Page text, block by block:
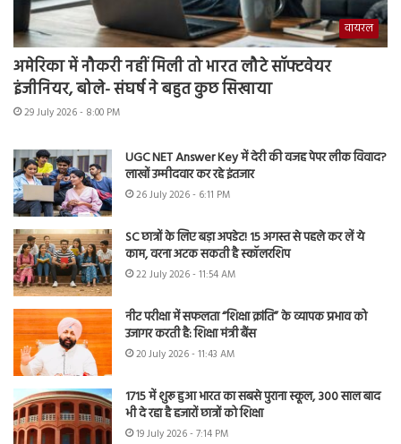
वायरल
अमेरिका में नौकरी नहीं मिली तो भारत लौटे सॉफ्टवेयर
इंजीनियर, बोले- संघर्ष ने बहुत कुछ सिखाया
29 July 2026 - 8:00 PM
UGC NET Answer Key में देरी की वजह पेपर लीक विवाद?
लाखों उम्मीदवार कर रहे इंतजार
26 July 2026 - 6:11 PM
SC छात्रों के लिए बड़ा अपडेट! 15 अगस्त से पहले कर लें ये
काम, वरना अटक सकती है स्कॉलरशिप
22 July 2026 - 11:54 AM
नीट परीक्षा में सफलता “शिक्षा क्रांति” के व्यापक प्रभाव को
उजागर करती है: शिक्षा मंत्री बैंस
20 July 2026 - 11:43 AM
1715 में शुरू हुआ भारत का सबसे पुराना स्कूल, 300 साल बाद
भी दे रहा है हजारों छात्रों को शिक्षा
19 July 2026 - 7:14 PM